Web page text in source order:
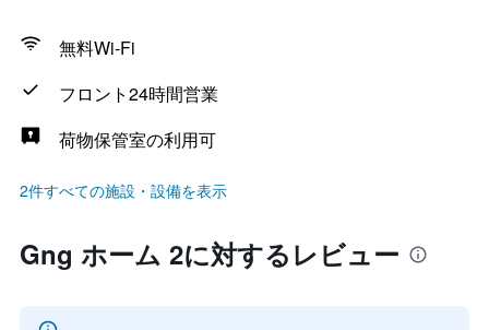
無料Wi-Fi
フロント24時間営業
荷物保管室の利用可
2件すべての施設・設備を表示
Gng ホーム 2に対するレビュー